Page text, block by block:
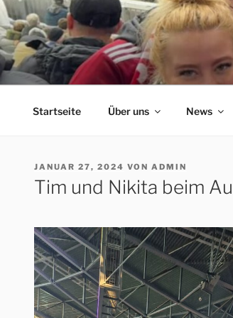
Zum
Inhalt
springen
ERFORDIA
Herzlich Willkommen auf der
Startseite Über uns News
VERÖFFENTLICHT
AM
JANUAR 27, 2024 VON ADMIN
Tim und Nikita beim